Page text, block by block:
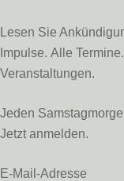
Lesen Sie
Impulse. Alle
Veranstaltungen.
Jeden
Jetzt anmelden.
E-Mail-Adresse